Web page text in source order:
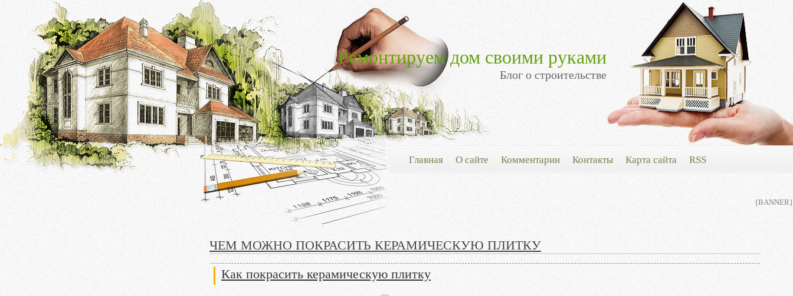
Ремонтируем дом своими руками
Блог о строительстве
Главная О сайте Комментарии Контакты Карта сайта RSS
{BANNER}
ЧЕМ МОЖНО ПОКРАСИТЬ КЕРАМИЧЕСКУЮ ПЛИТКУ
Как покрасить керамическую плитку